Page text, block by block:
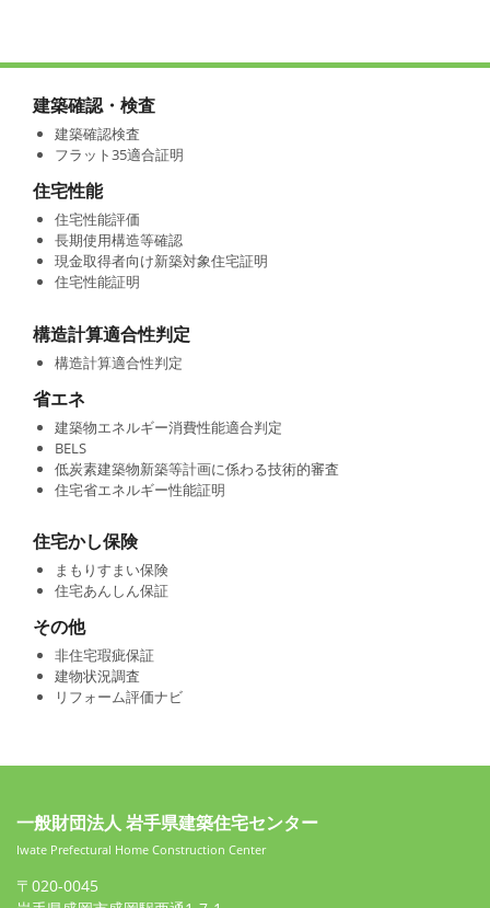
建築確認・検査
建築確認検査
フラット35適合証明
住宅性能
住宅性能評価
長期使用構造等確認
現金取得者向け新築対象住宅証明
住宅性能証明
構造計算適合性判定
構造計算適合性判定
省エネ
建築物エネルギー消費性能適合判定
BELS
低炭素建築物新築等計画に係わる技術的審査
住宅省エネルギー性能証明
住宅かし保険
まもりすまい保険
住宅あんしん保証
その他
非住宅瑕疵保証
建物状況調査
リフォーム評価ナビ
一般財団法人 岩手県建築住宅センター
Iwate Prefectural Home Construction Center
〒020-0045